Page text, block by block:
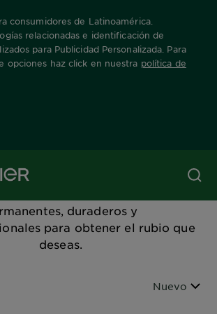
consumidores de Latinoamérica.
relacionadas e identificación de
para Publicidad Personalizada. Para
opciones haz click en nuestra política de
las rubias, y diviértete más con
duraderos y
para obtener el rubio que
deseas.
Ordenar por
Nuevo